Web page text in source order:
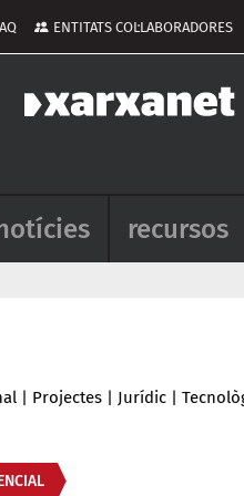
d'usuari
ENTITATS COL·LABORADORES
recursos
| Projectes | Jurídic |